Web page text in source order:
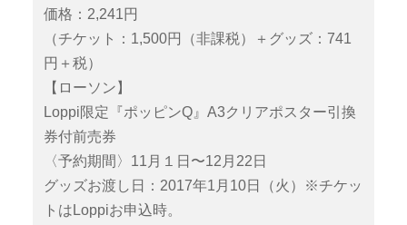
価格：2,241円
（チケット：1,500円（非課税）＋グッズ：741
円＋税）
【ローソン】
Loppi限定『ポッピンQ』A3クリアポスター引換
券付前売券
〈予約期間〉11月１日〜12月22日
グッズお渡し日：2017年1月10日（火）※チケッ
トはLoppiお申込時。